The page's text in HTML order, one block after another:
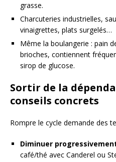
grasse.
Charcuteries industrielles,
vinaigrettes, plats surgelés…
Même la boulangerie : pain
brioches, contiennent
sirop de glucose.
Sortir de la
conseils concrets
Rompre le cycle demande des
Diminuer
café/thé avec Canderel ou